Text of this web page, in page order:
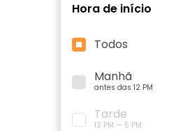
Hora de início
Todos
Manhã
antes das 12 PM
Tarde
12 PM — 5 PM